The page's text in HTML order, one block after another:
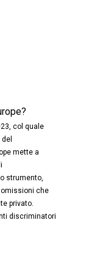
col quale
mette a
strumento,
che
privato.
discriminatori